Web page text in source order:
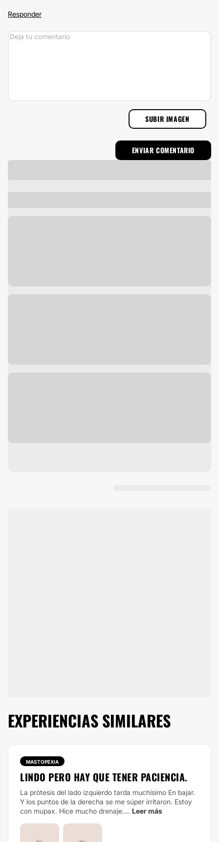
Responder
SUBIR IMAGEN
EXPERIENCIAS SIMILARES
MASTOPEXIA
LINDO PERO HAY QUE TENER PACIENCIA.
La prótesis del lado izquierdo tarda muchísimo En bajar.
Y los puntos de la derecha se me súper irritaron. Estoy
con mupax. Hice mucho drenaje.... Leer más